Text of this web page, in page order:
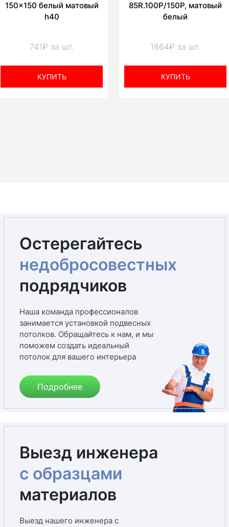
150×150 белый матовый
h40
741₽ за шт.
КУПИТЬ
85R.100P/150P, матовый
белый
1864₽ за шт.
КУПИТЬ
Остерегайтесь
недобросовестных
подрядчиков
Наша команда профессионалов
занимается установкой подвесных
потолков. Обращайтесь к нам, и мы
поможем создать идеальный
потолок для вашего интерьера
Подробнее
Выезд инженера
с образцами
материалов
Выезд нашего инженера с